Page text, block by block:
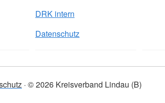
DRK intern
Datenschutz
© 2026 Kreisverband Lindau (B)